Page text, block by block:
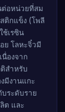
อหน่วยที่สม
ติกแข็ง (โพลี
ช้เรซิน
ย โลหะจิ๋วมี
องจาก
สำหรับ
มีงานแกะ
บระดับราย
ต และ